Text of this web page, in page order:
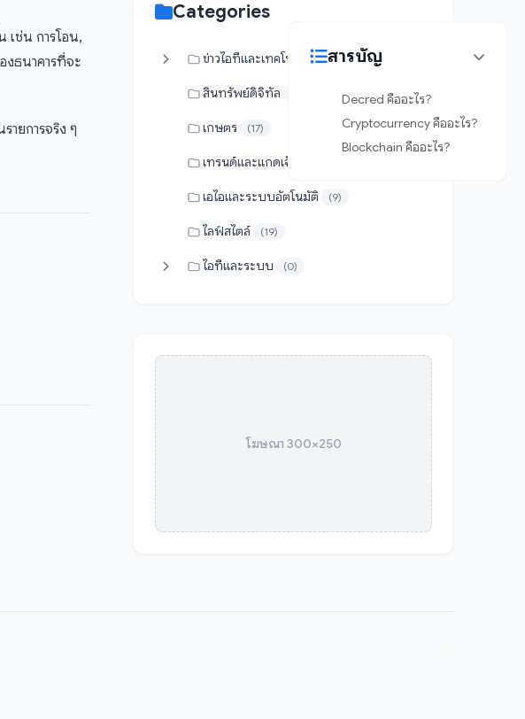
เช่น การโอน,
งธนาคารที่จะ
ายการจริง ๆ
Categories
ข่าวไอทีและเทคโนโลยี (34)
สินทรัพย์ดิจิทัล
เกษตร (17)
เทรนด์และแกดเจ็ต
เอไอและระบบอัตโนมัติ (9)
ไลฟ์สไตล์ (19)
ไอทีและระบบ (0)
โฆษณา 300×250
สารบัญ
Decred คืออะไร?
Cryptocurrency คืออะไร?
Blockchain คืออะไร?